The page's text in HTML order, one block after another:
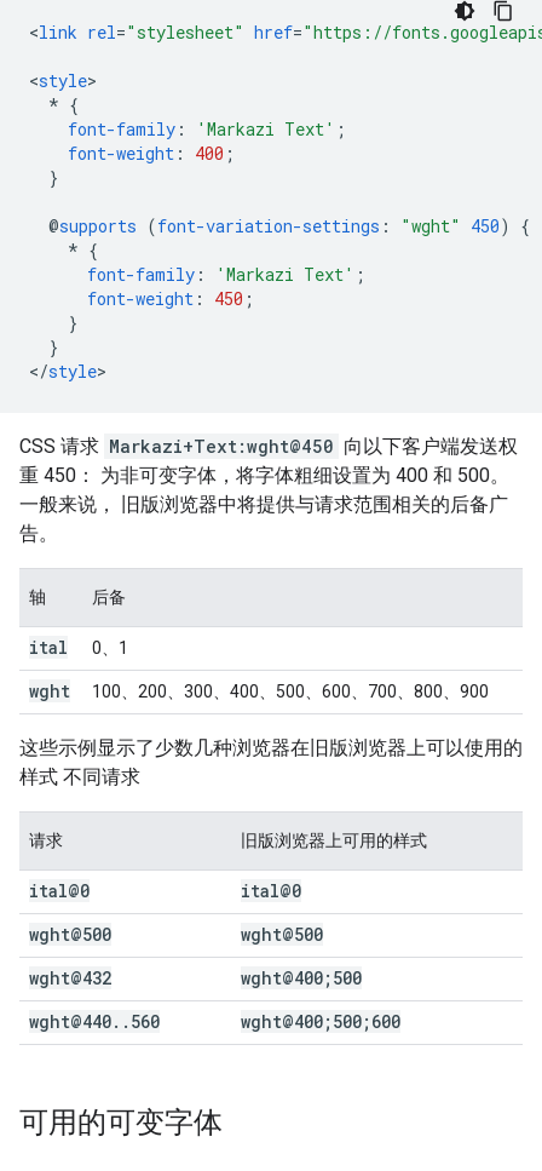
<link rel="stylesheet" href="https://
<style
* {
font-family : 'Markazi Text' ;
font-weight : 400 ;
}
@supports (font-variation-settings : "wght" 450)
{
* {
font-family : 'Markazi Text' ;
font-weight : 450 ;
}
}
</style
CSS 请求 Markazi+Text:wght@450 向以下客户端发送权
重 450： 为非可变字体，将字体粗细设置为 400 和 500。
一般来说， 旧版浏览器中将提供与请求范围相关的后备广
告。
轴 后备
ital 0、1
wght 100、200、300、400、500、600、700、800、900
这些示例显示了少数几种浏览器在旧版浏览器上可以使用的
样式 不同请求
请求 旧版浏览器上可用的样式
ital@0
ital@0
wght@500
wght@500
wght@432
wght@400;500
wght@440. . 560 wght@400;500;600
可用的可变字体